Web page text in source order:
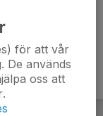
för att vår
De används
oss att